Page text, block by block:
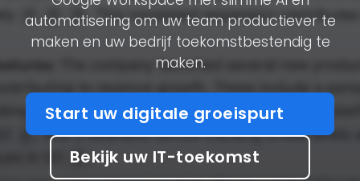
automatisering om uw team productiever te
maken en uw bedrijf toekomstbestendig te
maken.
Start uw digitale groeispurt
Bekijk uw IT-toekomst